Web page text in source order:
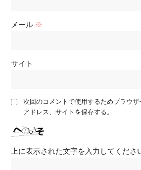
メール ※
サイト
次回のコメントで使用するためブラウ
アドレス、サイトを保存する。
上に表示された文字を入力してくださ